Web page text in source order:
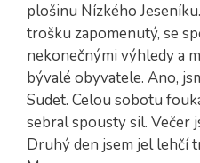
plošinu Nízkého
trošku zapomenutý, se
nekonečnými výhledy a
bývalé obyvatele. Ano,
Sudet. Celou sobotu
sebral spousty sil. Večer
Druhý den jsem jel lehčí